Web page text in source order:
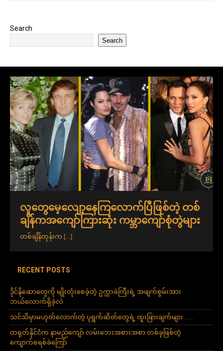
Search
Search
လူတွေမေ့လျော့နေကြလောက်ပြီဖြစ်တဲ့ တစ်
ချိန်ကအကျော်ကြားဆုံး ကမ္ဘာကျော်စုံတွဲများ
တစ်ချိန်တုန်းက [...]
RECENT POSTS
ဒိုင်နိုဆောတွေကို မျိုးတုံးစေခဲ့တဲ့ ဥက္ကာခဲကြီးရဲ့ အဖျက်စွမ်းအား
ဘယ်လောက်ရှိခဲ့လဲ
သင်သိမှာမဟုတ်လောက်တဲ့ ပုရွက်ဆိတ်တွေရဲ့ ထူးခြားချက်များ ….
တရုတ်နိုင်ငံက နာမည်ကျော် လမ်းဘေးအစားအစာ တစ်ခုဖြစ်တဲ့
ကျောက်စရစ်ခဲကြော်